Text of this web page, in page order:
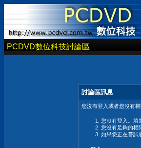
PCDVD數位科技討論區
討論區訊息
您沒有登入或者您沒有
您沒有登入。填
您沒有足夠的權
如果您正在嘗試